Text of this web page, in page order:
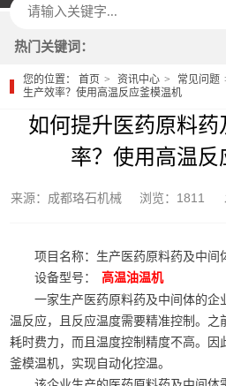
热门关键词：
您的位置：首页 资讯中心 常见问题
生产效率？使用高温反应釜模温机
如何提升医药原料
率？使用高温反
来源：成都珞石机械 浏览：1811
项目名称：生产医药原料药及中间
设备型号：
高温油温机
一家生产医药原料药及中间体的企
温反应，且反应温度需要精准控制。之
耗时费力，而且温度控制精度不高。因
釜模温机，实现自动化控温。